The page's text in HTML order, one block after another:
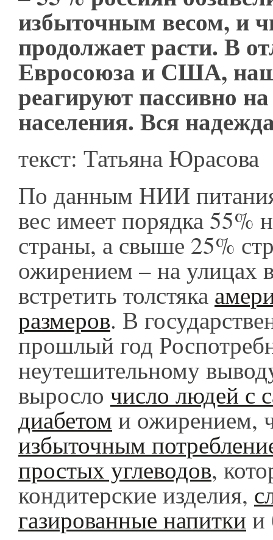
избыточным весом, и
продолжает расти. В
Евросоюза и США,
реагируют пассивно
населения. Вся
текст: Татьяна Юрасова
По данным НИИ
вес имеет порядка 55%
страны, а свыше 25%
ожирением – на улицах
встретить толстяка
размеров. В
прошлый год
неутешительному
выросло число людей с
диабетом и ожирением,
избыточным
простых углеводов,
кондитерские изделия,
газированные напитки и